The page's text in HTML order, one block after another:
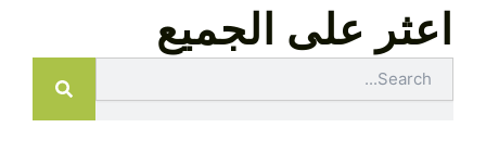
اعثر على الجميع